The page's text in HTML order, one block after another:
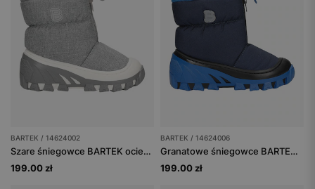
BARTEK / 14624002
Szare śniegowce BARTEK ocieplane naturalną wełną 14624002
199.00 zł
BARTEK / 14624006
Granatowe śniegowce BARTEK 14624006
199.00 zł